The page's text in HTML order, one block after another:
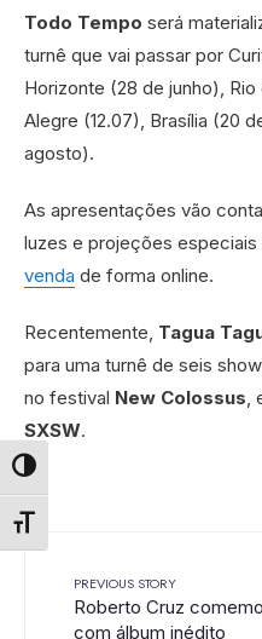
Alternar alto contraste
Alternar tamanho da fonte
Todo Tempo será
turnê que vai passar por
Horizonte (28 de junho),
Alegre (12.07), Brasília (20
agosto).
As apresentações vão
luzes e projeções especiais
venda de forma online.
Recentemente, Tagua
para uma turnê de seis
no festival New Colossus,
SXSW.
PREVIOUS STORY
Roberto Cruz
com álbum inédito